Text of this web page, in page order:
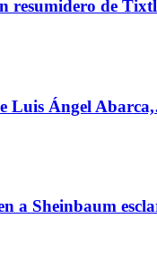
resumidero de
Luis Ángel
a Sheinbaum